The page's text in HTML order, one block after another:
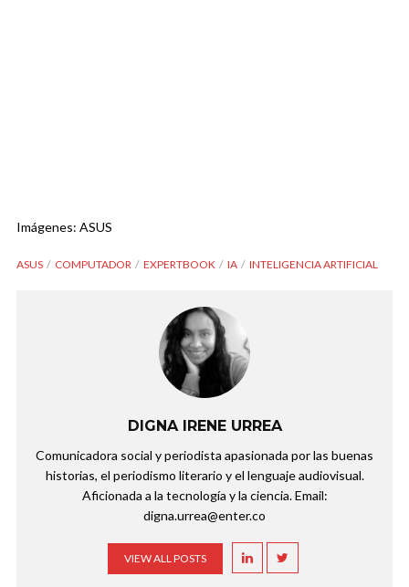
Imágenes: ASUS
ASUS COMPUTADOR EXPERTBOOK IA INTELIGENCIA ARTIFICIAL
DIGNA IRENE URREA
Comunicadora social y periodista apasionada por las buenas
historias, el periodismo literario y el lenguaje audiovisual.
Aficionada a la tecnología y la ciencia. Email:
digna.urrea@enter.co
VIEW ALL POSTS